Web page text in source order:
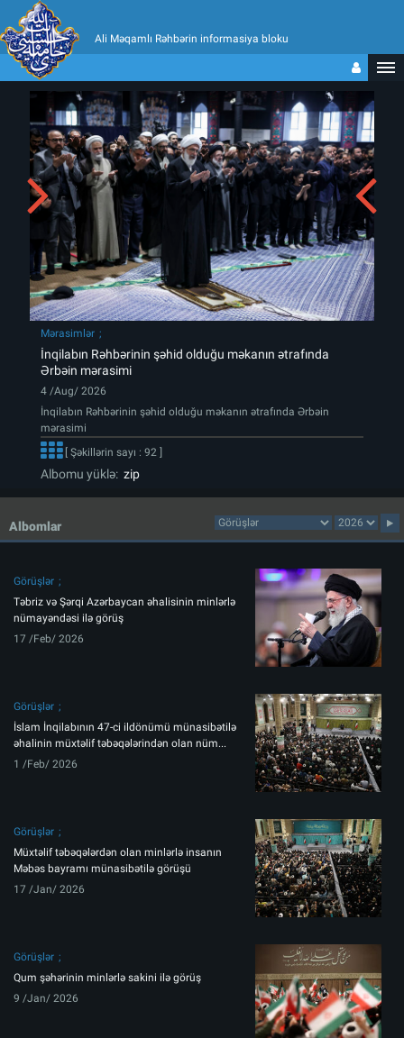
Ali Məqamlı Rəhbərin informasiya bloku
Mərasimlər
İnqilabın Rəhbərinin şəhid olduğu məkanın ətrafında
Ərbəin mərasimi
4 /Aug/ 2026
İnqilabın Rəhbərinin şəhid olduğu məkanın ətrafında Ərbəin
mərasimi
[ Şəkillərin sayı : 92 ]
Albomu yüklə: zip
Albomlar
Görüşlər
Təbriz və Şərqi Azərbaycan əhalisinin minlərlə
nümayəndəsi ilə görüş
17 /Feb/ 2026
Görüşlər
İslam İnqilabının 47-ci ildönümü münasibətilə
əhalinin müxtəlif təbəqələrindən olan nüm...
1 /Feb/ 2026
Görüşlər
Müxtəlif təbəqələrdən olan minlərlə insanın
Məbəs bayramı münasibətilə görüşü
17 /Jan/ 2026
Görüşlər
Qum şəhərinin minlərlə sakini ilə görüş
9 /Jan/ 2026